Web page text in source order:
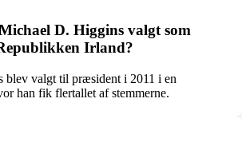
D. Higgins valgt som
Irland?
blev valgt til præsident i 2011 i en
han fik flertallet af stemmerne.